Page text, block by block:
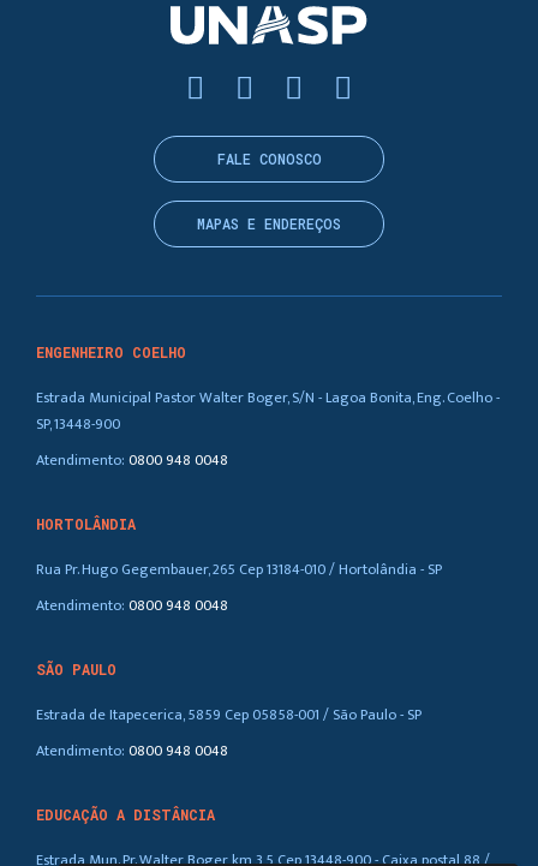
ENGENHEIRO COELHO
Estrada Municipal Pastor Walter Boger, S/N - Lagoa Bonita, Eng. Coelho -
SP, 13448-900
Atendimento:0800 948 0048
HORTOLÂNDIA
Rua Pr. Hugo Gegembauer, 265 Cep 13184-010 / Hortolândia - SP
Atendimento:0800 948 0048
SÃO PAULO
Estrada de Itapecerica, 5859 Cep 05858-001 / São Paulo - SP
Atendimento:0800 948 0048
EDUCAÇÃO A DISTÂNCIA
Estrada Mun. Pr. Walter Boger, km 3,5 Cep 13448-900 - Caixa postal 88 /
FALE CONOSCO
MAPAS E ENDEREÇOS